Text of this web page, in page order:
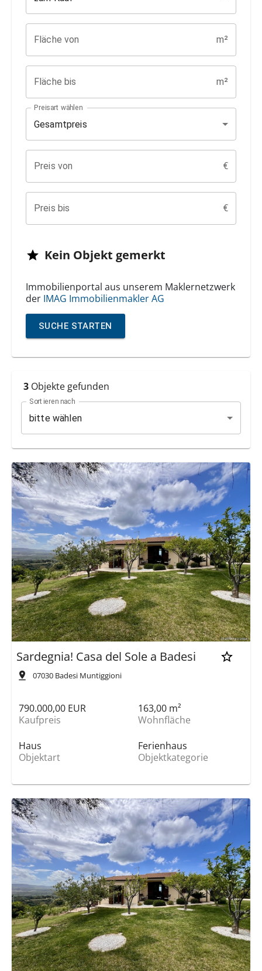
Fläche von m²
Fläche bis m²
Preisart wählen
Gesamtpreis
Preis von €
Preis bis €
Kein Objekt gemerkt
Immobilienportal aus unserem Maklernetzwerk
der IMAG Immobilienmakler AG
SUCHE STARTEN
3 Objekte gefunden
Sortieren nach
bitte wählen
Sardegnia! Casa del Sole a Badesi
07030 Badesi Muntiggioni
790.000,00 EUR
Kaufpreis
163,00 m²
Wohnfläche
Haus
Objektart
Ferienhaus
Objektkategorie